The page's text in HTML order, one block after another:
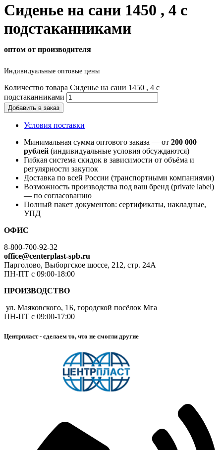
Сиденье на сани 1450 , 4 с
подстаканниками
оптом от производителя
Индивидуальные оптовые цены
Количество товара Сиденье на сани 1450 , 4 с
подстаканниками
Добавить в заказ
Условия поставки
Минимальная сумма оптового заказа — от 200 000
рублей (индивидуальные условия обсуждаются)
Гибкая система скидок в зависимости от объёма и
регулярности закупок
Доставка по всей России (транспортными компаниями)
Возможность производства под ваш бренд (private label)
— по согласованию
Полный пакет документов: сертификаты, накладные,
УПД
ОФИС
8-800-700-92-32
office@centerplast-spb.ru
Парголово, Выборгское шоссе, 212, стр. 24А
ПН-ПТ с 09:00-18:00
ПРОИЗВОДСТВО
ул. Маяковского, 1Б, городской посёлок Мга
ПН-ПТ с 09:00-17:00
Центрпласт - сделаем то, что не смогли другие